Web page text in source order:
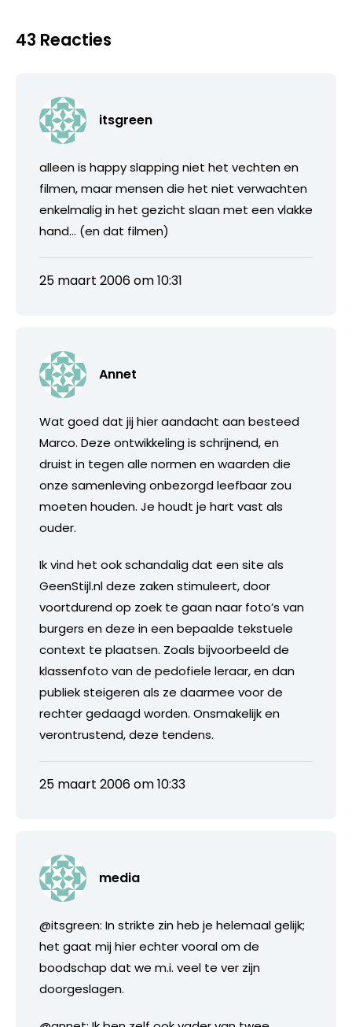
43 Reacties
itsgreen
alleen is happy slapping niet het vechten en
filmen, maar mensen die het niet verwachten
enkelmalig in het gezicht slaan met een vlakke
hand… (en dat filmen)
25 maart 2006 om 10:31
Annet
Wat goed dat jij hier aandacht aan besteed
Marco. Deze ontwikkeling is schrijnend, en
druist in tegen alle normen en waarden die
onze samenleving onbezorgd leefbaar zou
moeten houden. Je houdt je hart vast als
ouder.
Ik vind het ook schandalig dat een site als
GeenStijl.nl deze zaken stimuleert, door
voortdurend op zoek te gaan naar foto’s van
burgers en deze in een bepaalde tekstuele
context te plaatsen. Zoals bijvoorbeeld de
klassenfoto van de pedofiele leraar, en dan
publiek steigeren als ze daarmee voor de
rechter gedaagd worden. Onsmakelijk en
verontrustend, deze tendens.
25 maart 2006 om 10:33
media
@itsgreen: In strikte zin heb je helemaal gelijk;
het gaat mij hier echter vooral om de
boodschap dat we m.i. veel te ver zijn
doorgeslagen.